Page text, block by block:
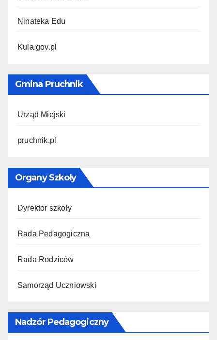
Ninateka Edu
Kula.gov.pl
Gmina Pruchnik
Urząd Miejski
pruchnik.pl
Organy Szkoły
Dyrektor szkoły
Rada Pedagogiczna
Rada Rodziców
Samorząd Uczniowski
Nadzór Pedagogiczny